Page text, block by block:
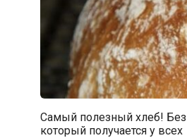
Самый полезный хлеб! Без
который получается у всех